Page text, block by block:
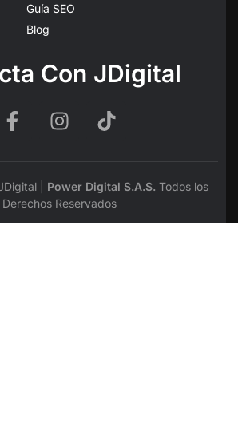
Guía SEO
Blog
Con JDigital
| Power Digital S.A.S. Todos los
Derechos Reservados